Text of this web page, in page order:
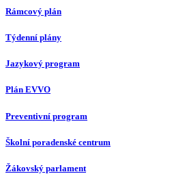
Rámcový plán
Týdenní plány
Jazykový program
Plán EVVO
Preventivní program
Školní poradenské centrum
Žákovský parlament